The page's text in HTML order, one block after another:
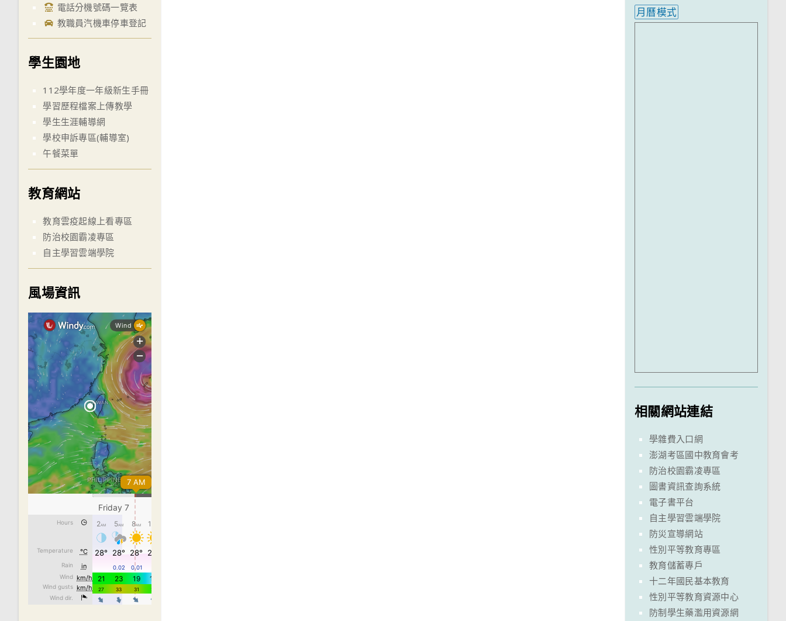
電話分機號碼一覽表
教職員汽機車停車登記
學生園地
112學年度一年級新生手冊
學習歷程檔案上傳教學
學生生涯輔導網
學校申訴專區(輔導室)
午餐菜單
教育網站
教育雲疫起線上看專區
防治校園霸凌專區
自主學習雲端學院
風場資訊
月曆模式
相關網站連結
學雜費入口網
澎湖考區國中教育會考
防治校園霸凌專區
圖書資訊查詢系統
電子書平台
自主學習雲端學院
防災宣導網站
性別平等教育專區
教育儲蓄專戶
十二年國民基本教育
性別平等教育資源中心
防制學生藥濫用資源網